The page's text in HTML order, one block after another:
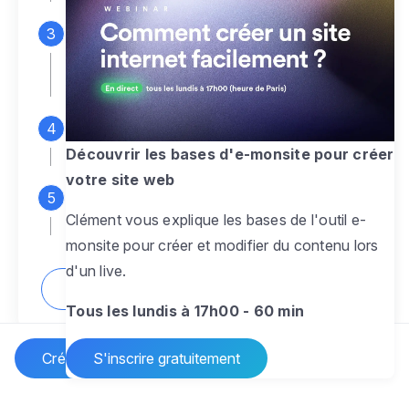
Créer un site Internet
Personnalisez entièrement le
designpour créer un site web sur-mesure,
à votre image
Ajoutez des pagessans limite pour
présenter votre activité, votre passion
pour rendre votre site dynamique
Découvrir les bases d'e-monsite pour créer
votre site web
Clément vous explique les bases de l'outil e-
monsite pour créer et modifier du contenu lors
d'un live.
Tous les lundis à 17h00 - 60 min
S'inscrire gratuitement